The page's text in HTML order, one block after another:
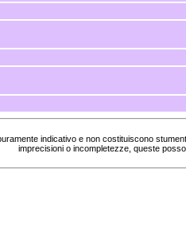
indicativo e non costituiscono
imprecisioni o incompletezze, queste